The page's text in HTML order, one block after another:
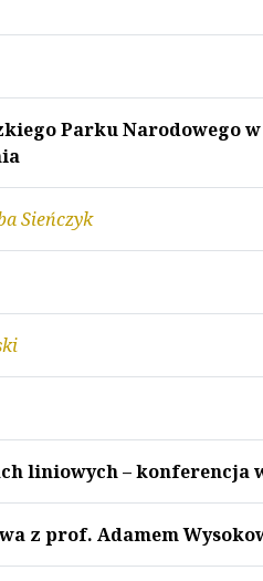
Parku Narodowego
Sieńczyk
liniowych – konferencja
z prof. Adamem